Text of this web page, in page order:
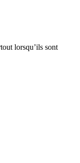
lorsqu’ils sont